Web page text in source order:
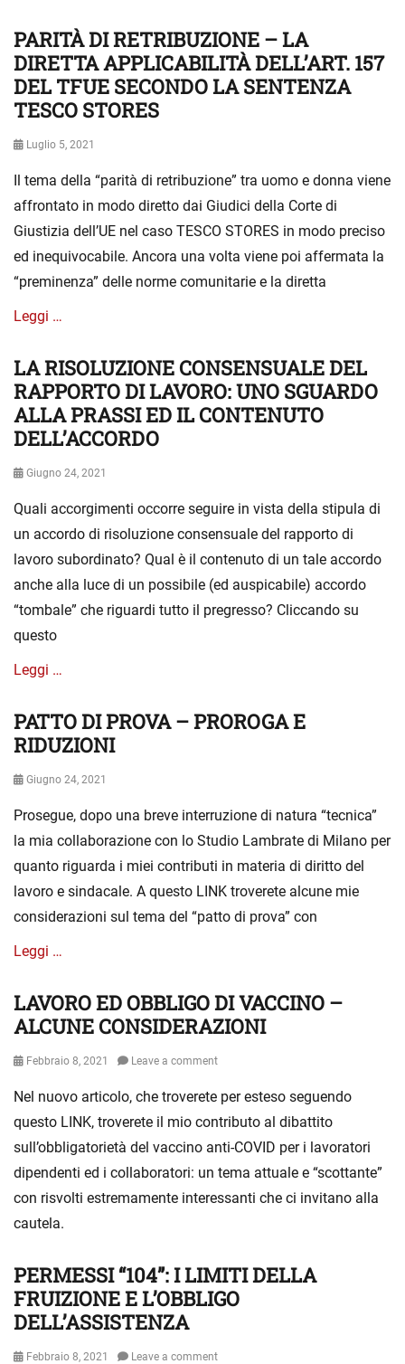
Categories
S
e
z
a
a
e
g
o
i
PARITÀ DI RETRIBUZIONE – LA
DIRETTA APPLICABILITÀ DELL’ART. 157
DEL TFUE SECONDO LA SENTENZA
TESCO STORES
PostedLuglio 5, 2021
Il tema della “parità di retribuzione” tra uomo e donna viene
affrontato in modo diretto dai Giudici della Corte di
Giustizia dell’UE nel caso TESCO STORES in modo preciso
ed inequivocabile. Ancora una volta viene poi affermata la
“preminenza” delle norme comunitarie e la diretta
Leggi …
Categories
S
e
z
a
a
e
g
o
i
a
LA RISOLUZIONE CONSENSUALE DEL
RAPPORTO DI LAVORO: UNO SGUARDO
ALLA PRASSI ED IL CONTENUTO
DELL’ACCORDO
Posted
Giugno 24, 2021
Quali accorgimenti occorre seguire in vista della stipula di
un accordo di risoluzione consensuale del rapporto di
lavoro subordinato? Qual è il contenuto di un tale accordo
anche alla luce di un possibile (ed auspicabile) accordo
“tombale” che riguardi tutto il pregresso? Cliccando su
questo
Leggi …
Categories
S
e
z
c
a
e
g
i
PATTO DI PROVA – PROROGA E
RIDUZIONI
Posted
Giugno 24, 2021
Prosegue, dopo una breve interruzione di natura “tecnica”
la mia collaborazione con lo Studio Lambrate di Milano per
quanto riguarda i miei contributi in materia di diritto del
lavoro e sindacale. A questo LINK troverete alcune mie
considerazioni sul tema del “patto di prova” con
Leggi …
Categories
S
z
c
e
g
i
LAVORO ED OBBLIGO DI VACCINO –
ALCUNE CONSIDERAZIONI
Posted
Febbraio 8, 2021 Leave a comment
Nel nuovo articolo, che troverete per esteso seguendo
questo LINK, troverete il mio contributo al dibattito
sull’obbligatorietà del vaccino anti-COVID per i lavoratori
dipendenti ed i collaboratori: un tema attuale e “scottante”
con risvolti estremamente interessanti che ci invitano alla
cautela.
Categories
S
e
z
a
PERMESSI “104”: I LIMITI DELLA
FRUIZIONE E L’OBBLIGO
DELL’ASSISTENZA
Posted
Febbraio 8, 2021 Leave a comment